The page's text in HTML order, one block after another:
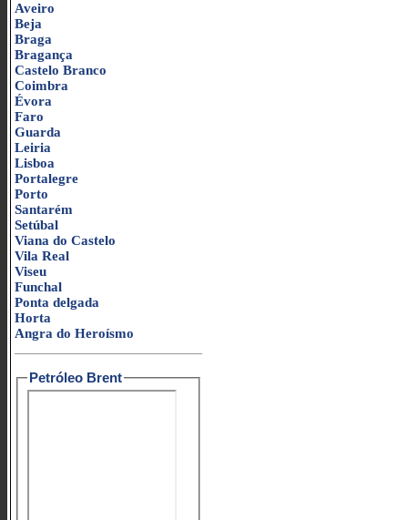
Aveiro
Beja
Braga
Bragança
Castelo Branco
Coimbra
Évora
Faro
Guarda
Leiria
Lisboa
Portalegre
Porto
Santarém
Setúbal
Viana do Castelo
Vila Real
Viseu
Funchal
Ponta delgada
Horta
Angra do Heroísmo
Petróleo Brent